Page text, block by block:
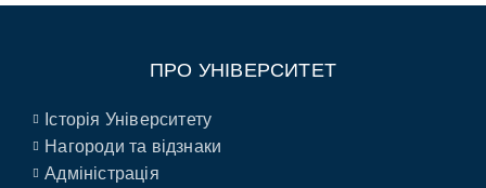
ПРО УНІВЕРСИТЕТ
Історія Університету
Нагороди та відзнаки
Адміністрація